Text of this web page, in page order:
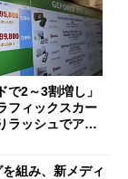
で2～3割増し」
ィックスカー
ラッシュでアキ
組み、新メディ